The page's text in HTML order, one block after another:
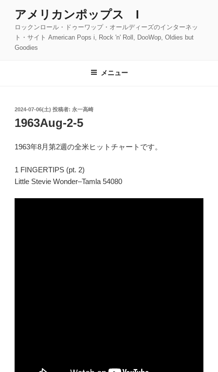
アメリカンポップス I
ロックンロール・ドゥーワップ・オールディーズのインターネッ
ト・サイト American Pops i, Rock 'n' Roll, DooWop, Oldies but
Goodies
メニュー
投
稿
日:
2024-07-06(土) 投稿者: 永一高崎
1963Aug-2-5
1963年8月第2週の全米ヒットチャートです。
1 FINGERTIPS (pt. 2)
Little Stevie Wonder–Tamla 54080